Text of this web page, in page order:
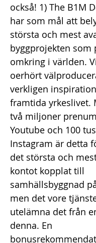
också! 1) The B1M
har som mål att
största och mest
byggprojekten som
omkring i världen.
oerhört
verkligen
framtida yrkeslivet.
två miljoner
Youtube och 100
Instagram är detta
det största och
kontot kopplat till
samhällsbyggnad
men det vore
utelämna det från
denna. En